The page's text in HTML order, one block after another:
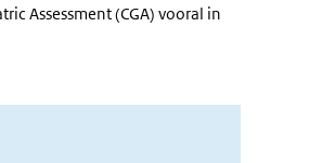
Assessment (CGA) vooral in